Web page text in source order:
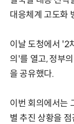
대응체계 고도화
이날 도청에서 '2
의'를 열고, 정부
을 공유했다.
이번 회의에서는
별 추진 상황을